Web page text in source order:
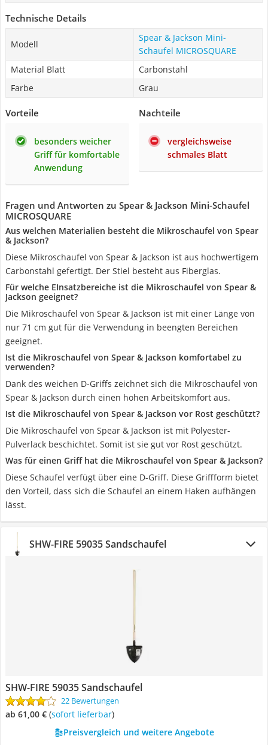
Technische Details
Modell
Spear & Jackson Mini-
Schaufel MICROSQUARE
Material Blatt
Carbonstahl
Farbe
Grau
Vorteile
besonders weicher
Griff für komfortable
Anwendung
Nachteile
vergleichsweise
schmales Blatt
Fragen und Antworten zu Spear & Jackson Mini-Schaufel
MICROSQUARE
Aus welchen Materialien besteht die Mikroschaufel von Spear
& Jackson?
Diese Mikroschaufel von Spear & Jackson ist aus hochwertigem
Carbonstahl gefertigt. Der Stiel besteht aus Fiberglas.
Für welche EInsatzbereiche ist die Mikroschaufel von Spear &
Jackson geeignet?
Die Mikroschaufel von Spear & Jackson ist mit einer Länge von
nur 71 cm gut für die Verwendung in beengten Bereichen
geeignet.
Ist die Mikroschaufel von Spear & Jackson komfortabel zu
verwenden?
Dank des weichen D-Griffs zeichnet sich die Mikroschaufel von
Spear & Jackson durch einen hohen Arbeitskomfort aus.
Ist die Mikroschaufel von Spear & Jackson vor Rost geschützt?
Die Mikroschaufel von Spear & Jackson ist mit Polyester-
Pulverlack beschichtet. Somit ist sie gut vor Rost geschützt.
Was für einen Griff hat die Mikroschaufel von Spear & Jackson?
Diese Schaufel verfügt über eine D-Griff. Diese Griffform bietet
den Vorteil, dass sich die Schaufel an einem Haken aufhängen
lässt.
SHW-FIRE 59035 Sandschaufel
SHW-FIRE 59035 Sandschaufel
22 Bewertungen
ab 61,00 € ( Sofort lieferbar)
Preisvergleich und weitere Angebote